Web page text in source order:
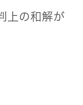
上の和解が